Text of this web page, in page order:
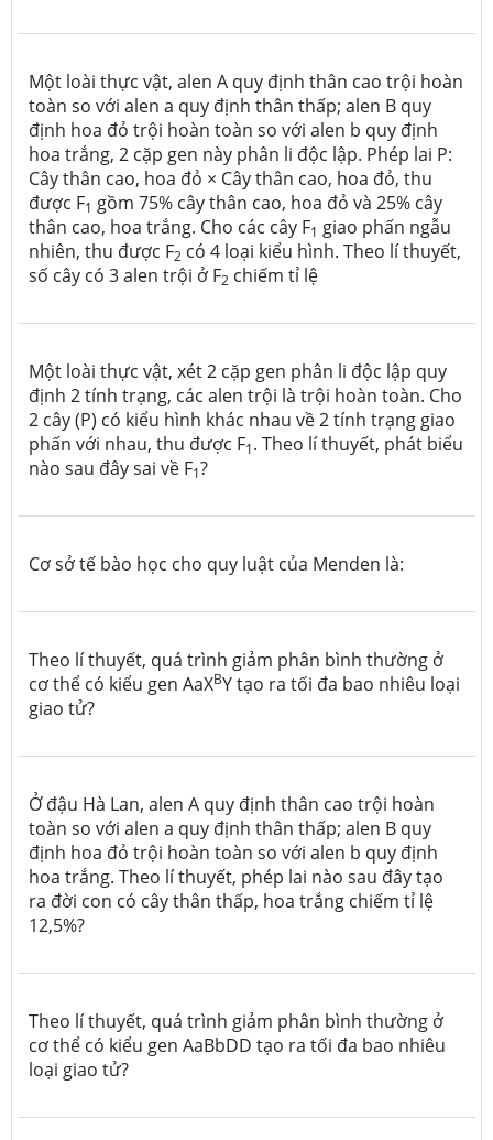
Một loài thực vật, alen A quy định thân cao trội hoàn
toàn so với alen a quy định thân thấp; alen B quy
định hoa đỏ trội hoàn toàn so với alen b quy định
hoa trắng, 2 cặp gen này phân li độc lập. Phép lai P:
Cây thân cao, hoa đỏ × Cây thân cao, hoa đỏ, thu
được F1 gồm 75% cây thân cao, hoa đỏ và 25% cây
thân cao, hoa trắng. Cho các cây F1 giao phấn ngẫu
nhiên, thu được F2 có 4 loại kiểu hình. Theo lí thuyết,
số cây có 3 alen trội ở F2 chiếm tỉ lệ
Một loài thực vật, xét 2 cặp gen phân li độc lập quy
định 2 tính trạng, các alen trội là trội hoàn toàn. Cho
2 cây (P) có kiểu hình khác nhau về 2 tính trạng giao
phấn với nhau, thu được F1. Theo lí thuyết, phát biểu
nào sau đây sai về F1?
Cơ sở tế bào học cho quy luật của Menden là:
Theo lí thuyết, quá trình giảm phân bình thường ở
cơ thể có kiểu gen AaXBY tạo ra tối đa bao nhiêu loại
giao tử?
Ở đậu Hà Lan, alen A quy định thân cao trội hoàn
toàn so với alen a quy định thân thấp; alen B quy
định hoa đỏ trội hoàn toàn so với alen b quy định
hoa trắng. Theo lí thuyết, phép lai nào sau đây tạo
ra đời con có cây thân thấp, hoa trắng chiếm tỉ lệ
12,5%?
Theo lí thuyết, quá trình giảm phân bình thường ở
cơ thể có kiểu gen AaBbDD tạo ra tối đa bao nhiêu
loại giao tử?